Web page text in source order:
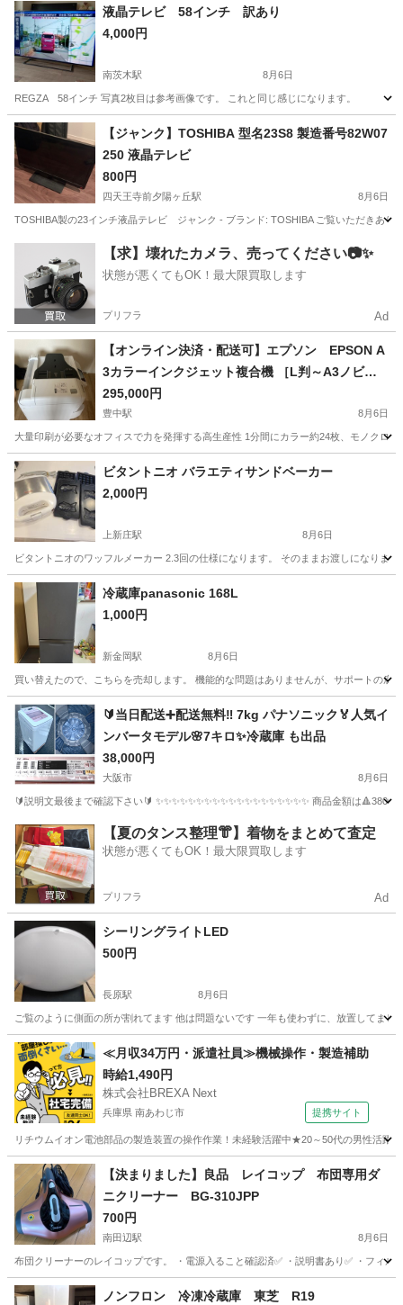
液晶テレビ 58インチ 訳あり
4,000円
南茨木駅 8月6日
REGZA 58インチ 写真2枚目は参考画像です。 これと同じ感じになります。
大阪 茨木市 南茨木駅
【ジャンク】TOSHIBA 型名23S8 製造番号82W07
250 液晶テレビ
800円
四天王寺前夕陽ヶ丘駅 8月6日
TOSHIBA製の23インチ液晶テレビ ジャンク - ブランド: TOSHIBA ご覧いただきあり
四天王寺前夕陽ヶ丘駅 テレビ
【求】壊れたカメラ、売ってください📷✨
状態が悪くてもOK！最大限買取します
プリフラ Ad
【オンライン決済・配送可】エプソン EPSON A
3カラーインクジェット複合機 ［L判～A3ノビ］ P
X-M7120F
295,000円
豊中駅 8月6日
大量印刷が必要なオフィスで力を発揮する高生産性 1分間にカラー約24枚、モノクロ
大阪 豊中市 豊中駅 その他
ビタントニオ バラエティサンドベーカー
2,000円
上新庄駅 8月6日
ビタントニオのワッフルメーカー 2.3回の仕様になります。 そのままお渡しになりま
大阪 大阪市 上新庄駅
冷蔵庫panasonic 168L
1,000円
新金岡駅 8月6日
買い替えたので、こちらを売却します。 機能的な問題はありませんが、サポートの
大阪 堺市 新金岡駅 キッチン家電
🔰当日配送➕配送無料‼️ 7kg パナソニック🏅人気イ
ンバータモデル🌸7キロ✨冷蔵庫 も出品
38,000円
大阪市 8月6日
🔰説明文最後まで確認下さい🔰 ✨✨✨✨✨✨✨✨✨✨✨✨✨✨✨✨✨✨✨ 商品金額
大阪 大阪市 生活家電 衣類
【夏のタンス整理👘】着物をまとめて査定
状態が悪くてもOK！最大限買取します
プリフラ Ad
シーリングライトLED
500円
長原駅 8月6日
ご覧のように側面の所が割れてます 他は問題ないです 一年も使わずに、放置してまし
大阪 大阪市 長原駅 生活家電
≪月収34万円・派遣社員≫機械操作・製造補助
時給1,490円
株式会社BREXA Next
兵庫県 南あわじ市 提携サイト
リチウムイオン電池部品の製造装置の操作作業！未経験活躍中★20～50代の男性活
兵庫 南あわじ市 その他
【決まりました】良品 レイコップ 布団専用ダ
ニクリーナー BG-310JPP
700円
南田辺駅 8月6日
布団クリーナーのレイコップです。 ・電源入ること確認済✅ ・説明書あり✅ ・フィ
大阪 大阪市 生活家電
ノンフロン 冷凍冷蔵庫 東芝 R19